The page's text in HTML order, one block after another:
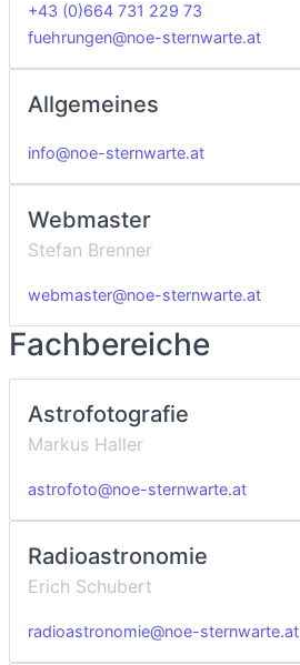
+43 (0)664 731 229 73
fuehrungen@noe-sternwarte.at
Allgemeines
info@noe-sternwarte.at
Webmaster
Stefan Brenner
webmaster@noe-sternwarte.at
Fachbereiche
Astrofotografie
Markus Haller
astrofoto@noe-sternwarte.at
Radioastronomie
Erich Schubert
radioastronomie@noe-sternwarte.at